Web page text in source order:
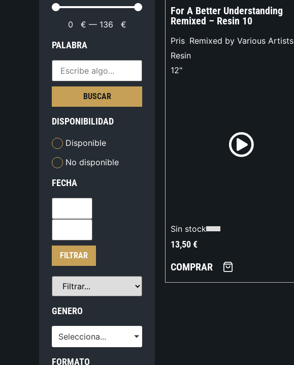
0 € — 136 €
PALABRA
BUSCAR
DISPONIBILIDAD
Disponible
No disponible
FECHA
FILTRAR
GENERO
Selecciona...
FORMATO
For A Better Understanding
Remixed – Resin 10
Pris, Remixed by Various Artists
Resin
12"
Sin stock
13,50€
COMPRAR